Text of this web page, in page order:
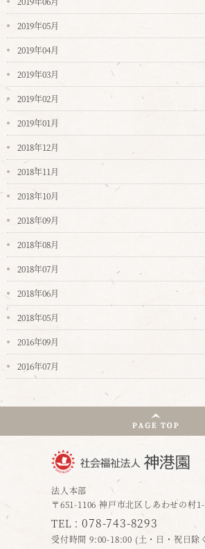
2019年05月
2019年04月
2019年03月
2019年02月
2019年01月
2018年12月
2018年11月
2018年10月
2018年09月
2018年08月
2018年07月
2018年06月
2018年05月
2016年09月
2016年07月
法人本部
〒651-1106 神戸市北区しあわせの村
TEL：078-743-8293
受付時間 9:00-18:00 (土・日・祝日除